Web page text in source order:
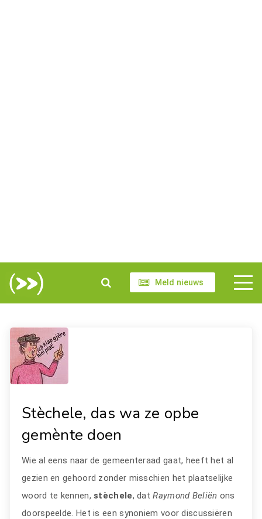
Meld nieuws
Stèchele, das wa ze opbe
gemènte doen
Wie al eens naar de gemeenteraad gaat, heeft het al
gezien en gehoord zonder misschien het plaatselijke
woord te kennen,stèchele, datRaymond Beliën ons
doorspeelde. Het is een synoniem voor discussiëren